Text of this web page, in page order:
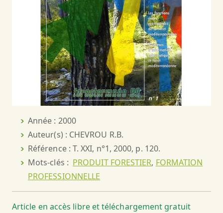
Année : 2000
Auteur(s) : CHEVROU R.B.
Référence : T. XXI, n°1, 2000, p. 120.
Mots-clés : PRODUIT FORESTIER, FORMATION
PROFESSIONNELLE
Article en accès libre et téléchargement gratuit